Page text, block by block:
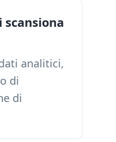
scansiona
analitici,
di
di